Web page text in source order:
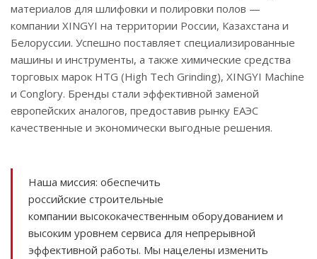
материалов для шлифовки и полировки полов —
компании XINGYI на территории России, Казахстана и
Белоруссии. Успешно поставляет специализированные
машины и инструменты, а также химические средства
торговых марок HTG (High Tech Grinding), XINGYI Machine
и Conglory. Бренды стали эффективной заменой
европейских аналогов, предоставив рынку ЕАЭС
качественные и экономически выгодные решения.
Наша миссия: обеспечить
российские строительные
компании высококачественным оборудованием и
высоким уровнем сервиса для непрерывной
эффективной работы. Мы нацелены изменить